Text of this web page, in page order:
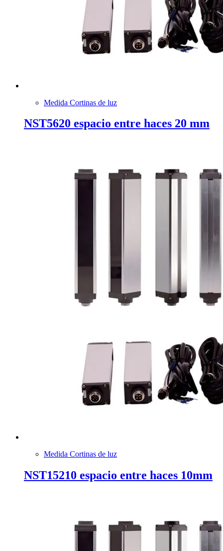
Medida Cortinas de luz
NST5620 espacio entre haces 20 mm
Medida Cortinas de luz
NST15210 espacio entre haces 10mm